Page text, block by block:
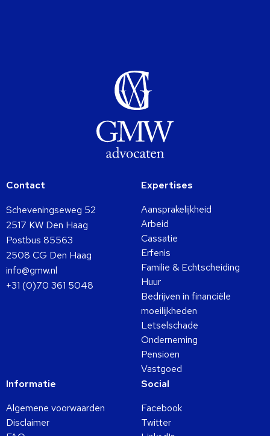
Contact
Scheveningseweg 52
2517 KW Den Haag
Postbus 85563
2508 CG Den Haag
info@gmw.nl
+31 (0)70 361 5048
Expertises
Aansprakelijkheid
Arbeid
Cassatie
Erfenis
Familie & Echtscheiding
Huur
Bedrijven in financiële
moeilijkheden
Letselschade
Onderneming
Pensioen
Vastgoed
Informatie
Algemene voorwaarden
Disclaimer
Social
Facebook
Twitter